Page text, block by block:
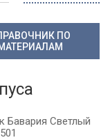
ПО
Бавария Светлый